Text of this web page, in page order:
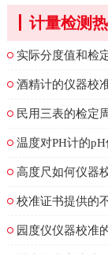
计量检测
实际分度值和检
酒精计的仪器校
民用三表的检定
温度对PH计的
高度尺如何仪器
校准证书提供的
园度仪仪器校准